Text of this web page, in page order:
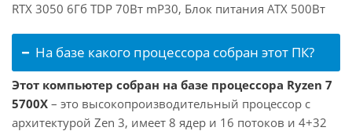
RTX 3050 6Гб TDP 70Вт mP30, Блок питания ATX 500Вт
На базе какого процессора собран этот ПК?
Этот компьютер собран на базе процессора Ryzen 7
5700X – это высокопроизводительный процессор с
архитектурой Zen 3, имеет 8 ядер и 16 потоков и 4+32